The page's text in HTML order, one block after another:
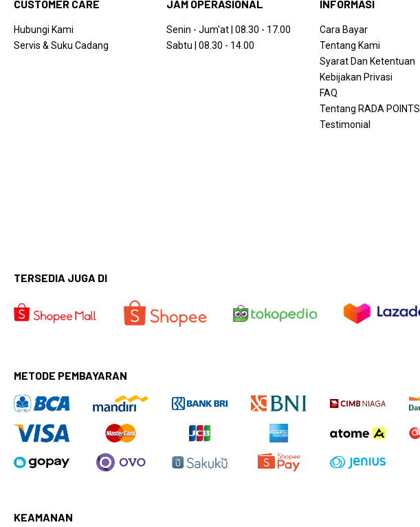
CUSTOMER CARE
Hubungi Kami
Servis & Suku Cadang
JAM OPERASIONAL
Senin - Jum'at | 08.30 - 17.00
Sabtu | 08.30 - 14.00
INFORMASI
Cara Bayar
Tentang Kami
Syarat Dan Ketentuan
Kebijakan Privasi
FAQ
Tentang RADA POINTS
Testimonial
TERSEDIA JUGA DI
METODE PEMBAYARAN
KEAMANAN